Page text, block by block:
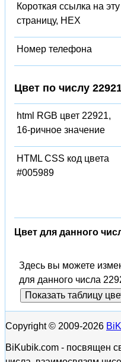
Короткая ссылка на эту
страницу, HEX
Номер телефона
Цвет по числу
html RGB цвет 22921,
16-ричное значение
HTML CSS код цвета
#005989
Цвет для данного
Здесь вы можете
для данного числа
Показать таблицу
Copyright © 2009-2026
BiKubik.com - посвящен